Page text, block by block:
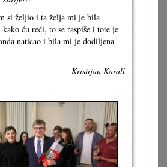
si željio i ta želja mi je bila
ću reći, to se raspiše i tote je
naticao i bila mi je dodiljena
Kristijan Karall